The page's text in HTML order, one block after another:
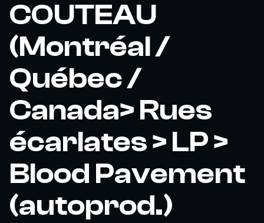
COUTEAU
(Montréal /
Québec /
Canada> Rues
écarlates > LP >
Blood Pavement
(autoprod.)